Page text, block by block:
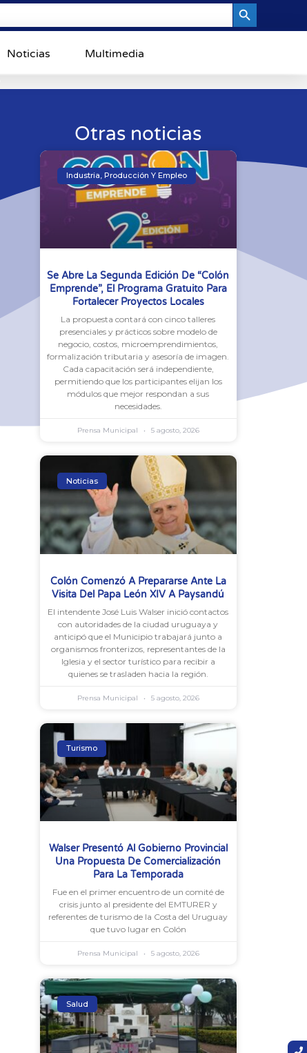
Noticias Multimedia
Otras noticias
Industria, Producción Y Empleo
Se Abre La Segunda Edición De “Colón
Emprende”, El Programa Gratuito Para
Fortalecer Proyectos Locales
La propuesta contará con cinco talleres
presenciales y prácticos sobre modelo de
negocio, costos, microemprendimientos,
formalización tributaria y asesoría de imagen.
Cada capacitación será independiente,
permitiendo que los participantes elijan los
módulos que mejor respondan a sus
necesidades.
Prensa Municipal 5 agosto, 2026
Noticias
Colón Comenzó A Prepararse Ante La
Visita Del Papa León XIV A Paysandú
El intendente José Luis Walser inició contactos
con autoridades de la ciudad uruguaya y
anticipó que el Municipio trabajará junto a
organismos fronterizos, representantes de la
Iglesia y el sector turístico para recibir a
quienes se trasladen hacia la región.
Prensa Municipal 5 agosto, 2026
Turismo
Walser Presentó Al Gobierno Provincial
Una Propuesta De Comercialización
Para La Temporada
Fue en el primer encuentro de un comité de
crisis junto al presidente del EMTURER y
referentes de turismo de la Costa del Uruguay
que tuvo lugar en Colón
Prensa Municipal 5 agosto, 2026
Salud